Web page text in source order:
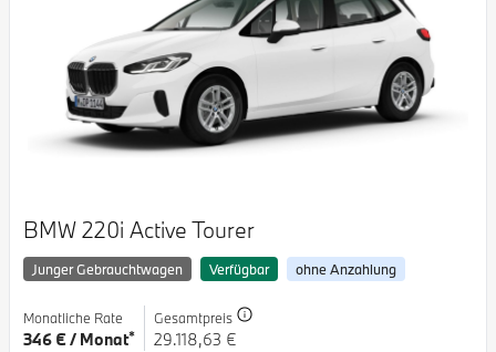
BMW 220i Active Tourer
Junger Gebrauchtwagen Verfügbar ohne Anzahlung
Monatliche Rate
346 € / Monat*
Gesamtpreis
29.118,63 €